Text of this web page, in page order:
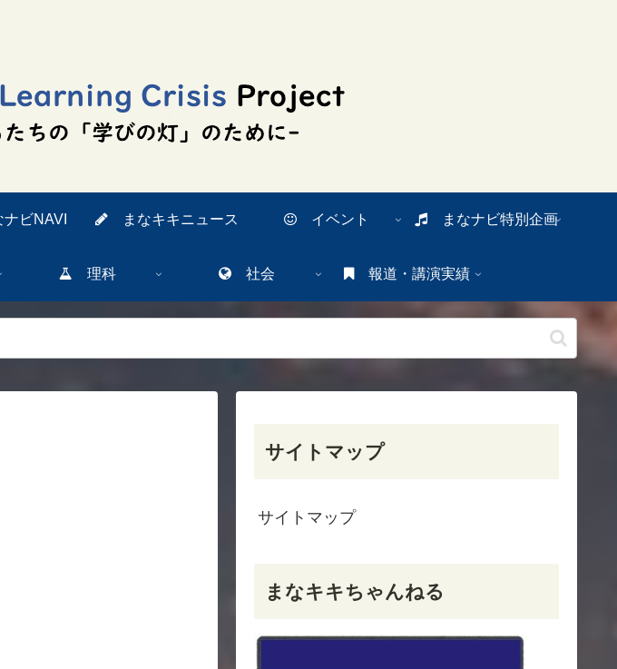
ナビNAVI まなキキニュース イベント まなナビ特別企画
理科 社会 報道・講演実績
サイトマップ
サイトマップ
まなキキちゃんねる